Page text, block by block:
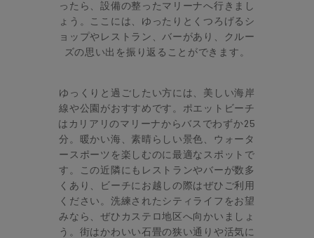
ったら、設備の整ったマリーナへ行きまし
ょう。ここには、ゆったりとくつろげるシ
ョップやレストラン、バーがあり、クルー
ズの思い出を振り返ることができます。
ゆっくりと過ごしたい方には、美しい海岸
線や公園がおすすめです。ポエットビーチ
はカリアリのマリーナからバスでわずか25
分。暖かい海、素晴らしい景色、ウォータ
ースポーツを楽しむのに最適なスポットで
す。この近隣にもレストランやバーが数多
くあり、ビーチにお越しの際はぜひご利用
ください。洗練されたシティライフをお望
みなら、ぜひカステロ地区へ向かいましょ
う。街はかわいい石畳の狭い通りや活気に